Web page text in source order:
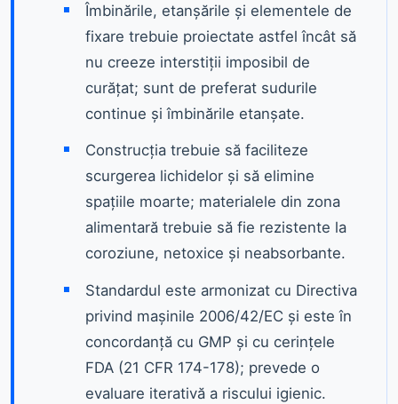
Îmbinările, etanșările și elementele de
fixare trebuie proiectate astfel încât să
nu creeze interstiții imposibil de
curățat; sunt de preferat sudurile
continue și îmbinările etanșate.
Construcția trebuie să faciliteze
scurgerea lichidelor și să elimine
spațiile moarte; materialele din zona
alimentară trebuie să fie rezistente la
coroziune, netoxice și neabsorbante.
Standardul este armonizat cu Directiva
privind maşinile 2006/42/EC şi este în
concordanţă cu GMP şi cu cerinţele
FDA (21 CFR 174-178); prevede o
evaluare iterativă a riscului igienic.